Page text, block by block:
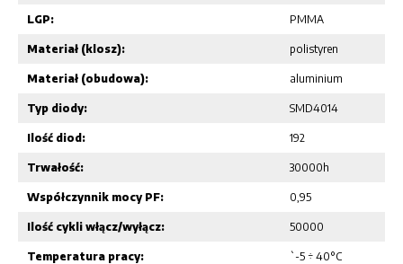
LGP: PMMA
Materiał (klosz): polistyren
Materiał (obudowa): aluminium
Typ diody: SMD4014
Ilość diod: 192
Trwałość: 30000h
Współczynnik mocy PF: 0,95
Ilość cykli włącz/wyłącz: 50000
Temperatura pracy: `-5 ÷ 40°C